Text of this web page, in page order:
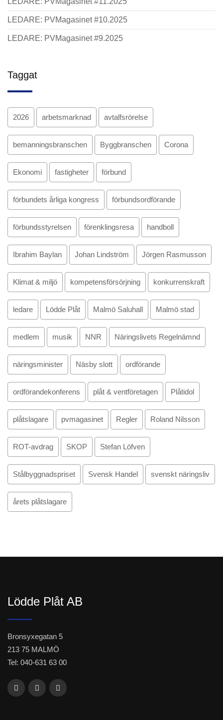
LEDARE: PVMagasinet #10.2025
LEDARE: PVMagasinet #9.2025
Taggat
2026 arbetsmarknad avtalfsrörelse
bemanningsbranschen Byggbranschen Corona
Ekonomi fastigheter förbund
förbundets årliga kongress förbundsordförande
förbundsstyrelsen förenklingsresa handboll
Ibrahim Baylan Johan Lindström Jörgen Rasmusson
Klimat & miljö kompetensförsörjning konkurrenskraft
ledare Lödde Plåt Malmö Saluhall Malmö stad
medlem musik NNR Näringslivets Regelnämnd
näringsminister Näsby slott ordförande
ordförandekonferens plåt & ventföretagen Plåtidol
plåtslagare pvmagasinet Regler Roland Nilsson
ROT-avdrag SKOP Stefan Löfven
Stålbyggnadspriset Svensk Handel svenskt näringsliv
årets plåtslagare
Lödde Plåt AB
Bronsyxegatan 5
213 75 MALMÖ
Tel: 040-631 63 00